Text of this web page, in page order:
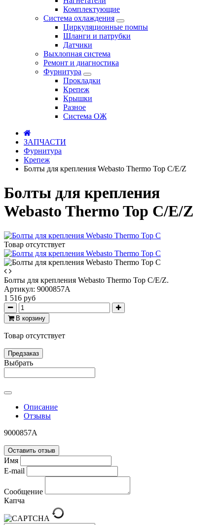
Комплектующие
Система охлаждения
Циркуляционные помпы
Шланги и патрубки
Датчики
Выхлопная система
Ремонт и диагностика
Фурнитура
Прокладки
Крепеж
Крышки
Разное
Система ОЖ
ЗАПЧАСТИ
Фурнитура
Крепеж
Болты для крепления Webasto Thermo Top C/E/Z
Болты для крепления
Webasto Thermo Top C/E/Z
Товар отсутствует
Болты для крепления Webasto Thermo Top C/E/Z.
Артикул: 9000857A
1 516 руб
В корзину
Товар отсутствует
Предзаказ
Выбрать
Описание
Отзывы
9000857A
Оставить отзыв
Имя
E-mail
Сообщение
Капча